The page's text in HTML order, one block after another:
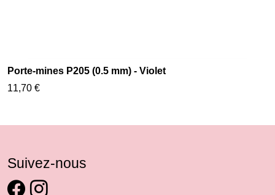
Porte-mines P205 (0.5 mm) - Violet
11,70 €
Suivez-nous